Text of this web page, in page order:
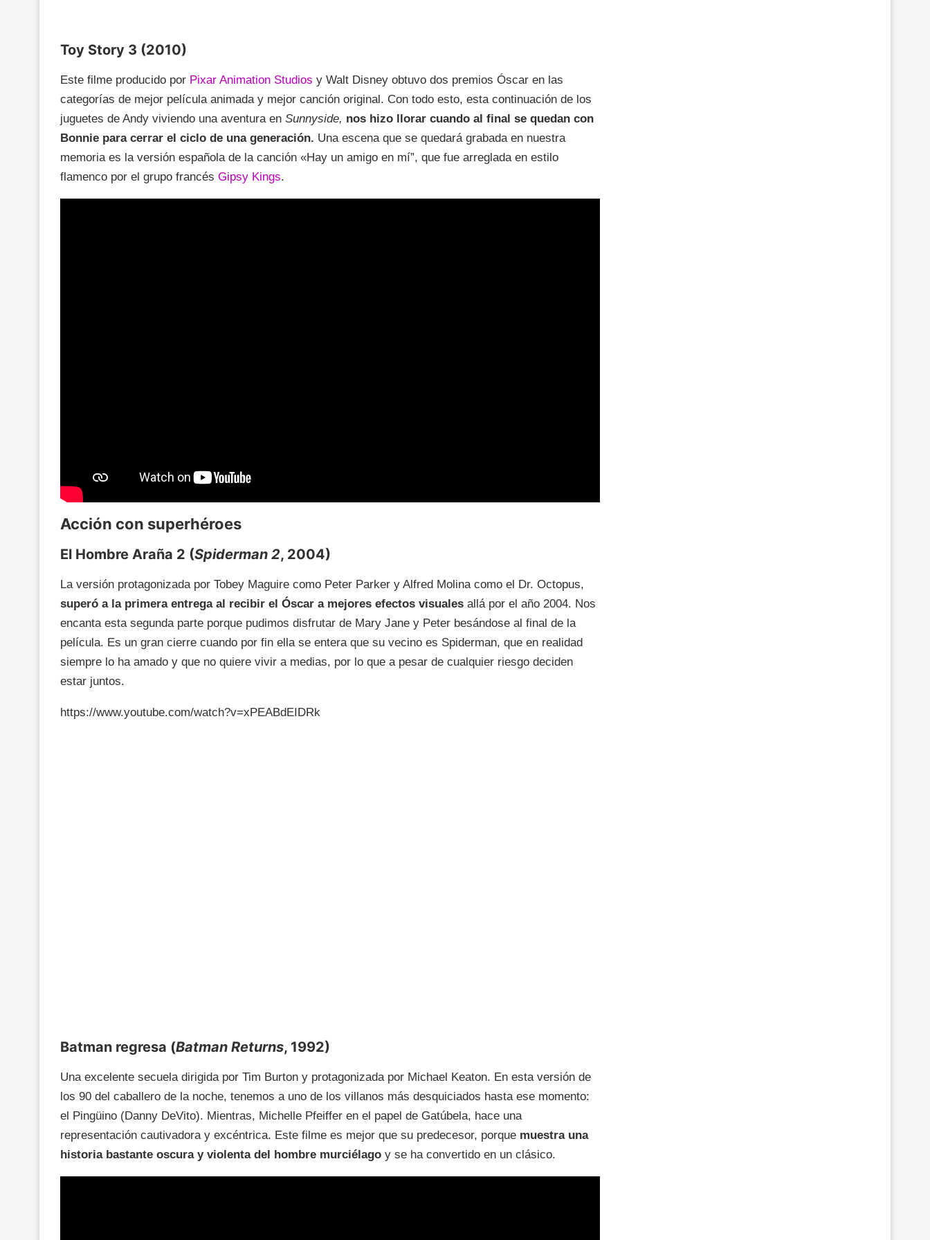
Toy Story 3 (2010)
Este filme producido por Pixar Animation Studios y Walt Disney obtuvo dos premios Óscar en las
categorías de mejor película animada y mejor canción original. Con todo esto, esta continuación de los
juguetes de Andy viviendo una aventura en Sunnyside, nos hizo llorar cuando al final se quedan con
Bonnie para cerrar el ciclo de una generación. Una escena que se quedará grabada en nuestra
memoria es la versión española de la canción «Hay un amigo en mí”, que fue arreglada en estilo
flamenco por el grupo francés Gipsy Kings.
Acción con superhéroes
El Hombre Araña 2 (Spiderman 2, 2004)
La versión protagonizada por Tobey Maguire como Peter Parker y Alfred Molina como el Dr. Octopus,
superó a la primera entrega al recibir el Óscar a mejores efectos visuales allá por el año 2004. Nos
encanta esta segunda parte porque pudimos disfrutar de Mary Jane y Peter besándose al final de la
película. Es un gran cierre cuando por fin ella se entera que su vecino es Spiderman, que en realidad
siempre lo ha amado y que no quiere vivir a medias, por lo que a pesar de cualquier riesgo deciden
estar juntos.
https://www.youtube.com/watch?v=xPEABdEIDRk
Batman regresa (Batman Returns, 1992)
Una excelente secuela dirigida por Tim Burton y protagonizada por Michael Keaton. En esta versión de
los 90 del caballero de la noche, tenemos a uno de los villanos más desquiciados hasta ese momento:
el Pingüino (Danny DeVito). Mientras, Michelle Pfeiffer en el papel de Gatúbela, hace una
representación cautivadora y excéntrica. Este filme es mejor que su predecesor, porque muestra una
historia bastante oscura y violenta del hombre murciélago y se ha convertido en un clásico.